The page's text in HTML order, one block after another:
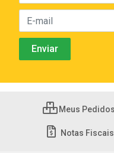
Meus Pedidos
Notas Fiscais